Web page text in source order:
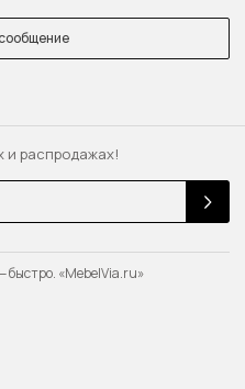
и распродажах!
быстро. «MebelVia.ru»